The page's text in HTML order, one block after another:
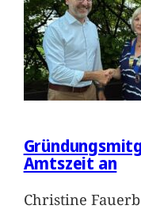
Amtszeit an
Christine